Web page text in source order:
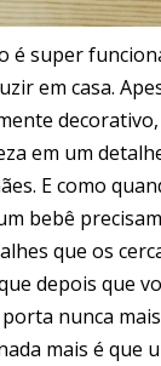
é super
em casa.
em um
E como
bebê
que os
depois que
nunca
mais é que